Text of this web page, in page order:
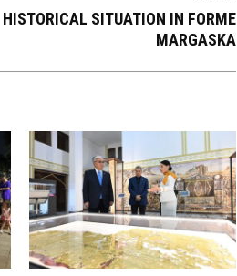
HISTORICAL SITUATION IN FORME
MARGASKA